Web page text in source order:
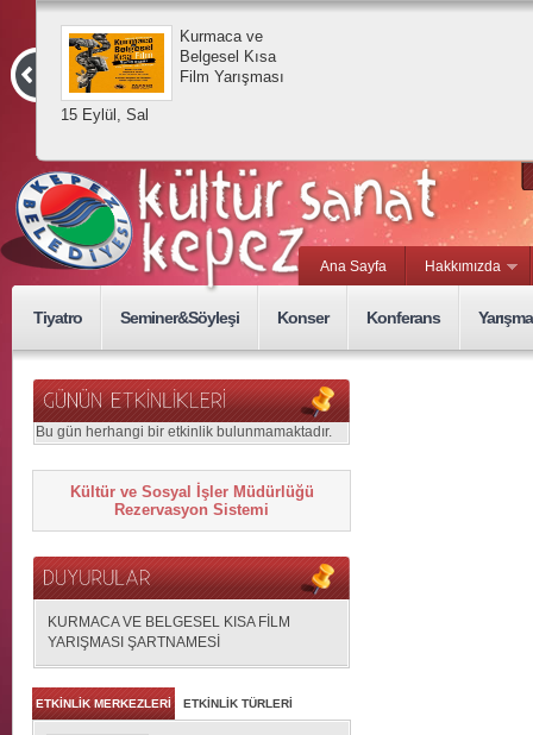
15 Eylül, Sal
Kurmaca ve
Belgesel Kısa
Film Yarışması
Ana Sayfa Hakkımızda
Tiyatro Seminer&Söyleşi Konser Konferans Yarışma
Bu gün herhangi bir etkinlik bulunmamaktadır.
Kültür ve Sosyal İşler Müdürlüğü
Rezervasyon Sistemi
KURMACA VE BELGESEL KISA FİLM
YARIŞMASI ŞARTNAMESİ
ETKİNLİK MERKEZLERİ ETKİNLİK TÜRLERİ